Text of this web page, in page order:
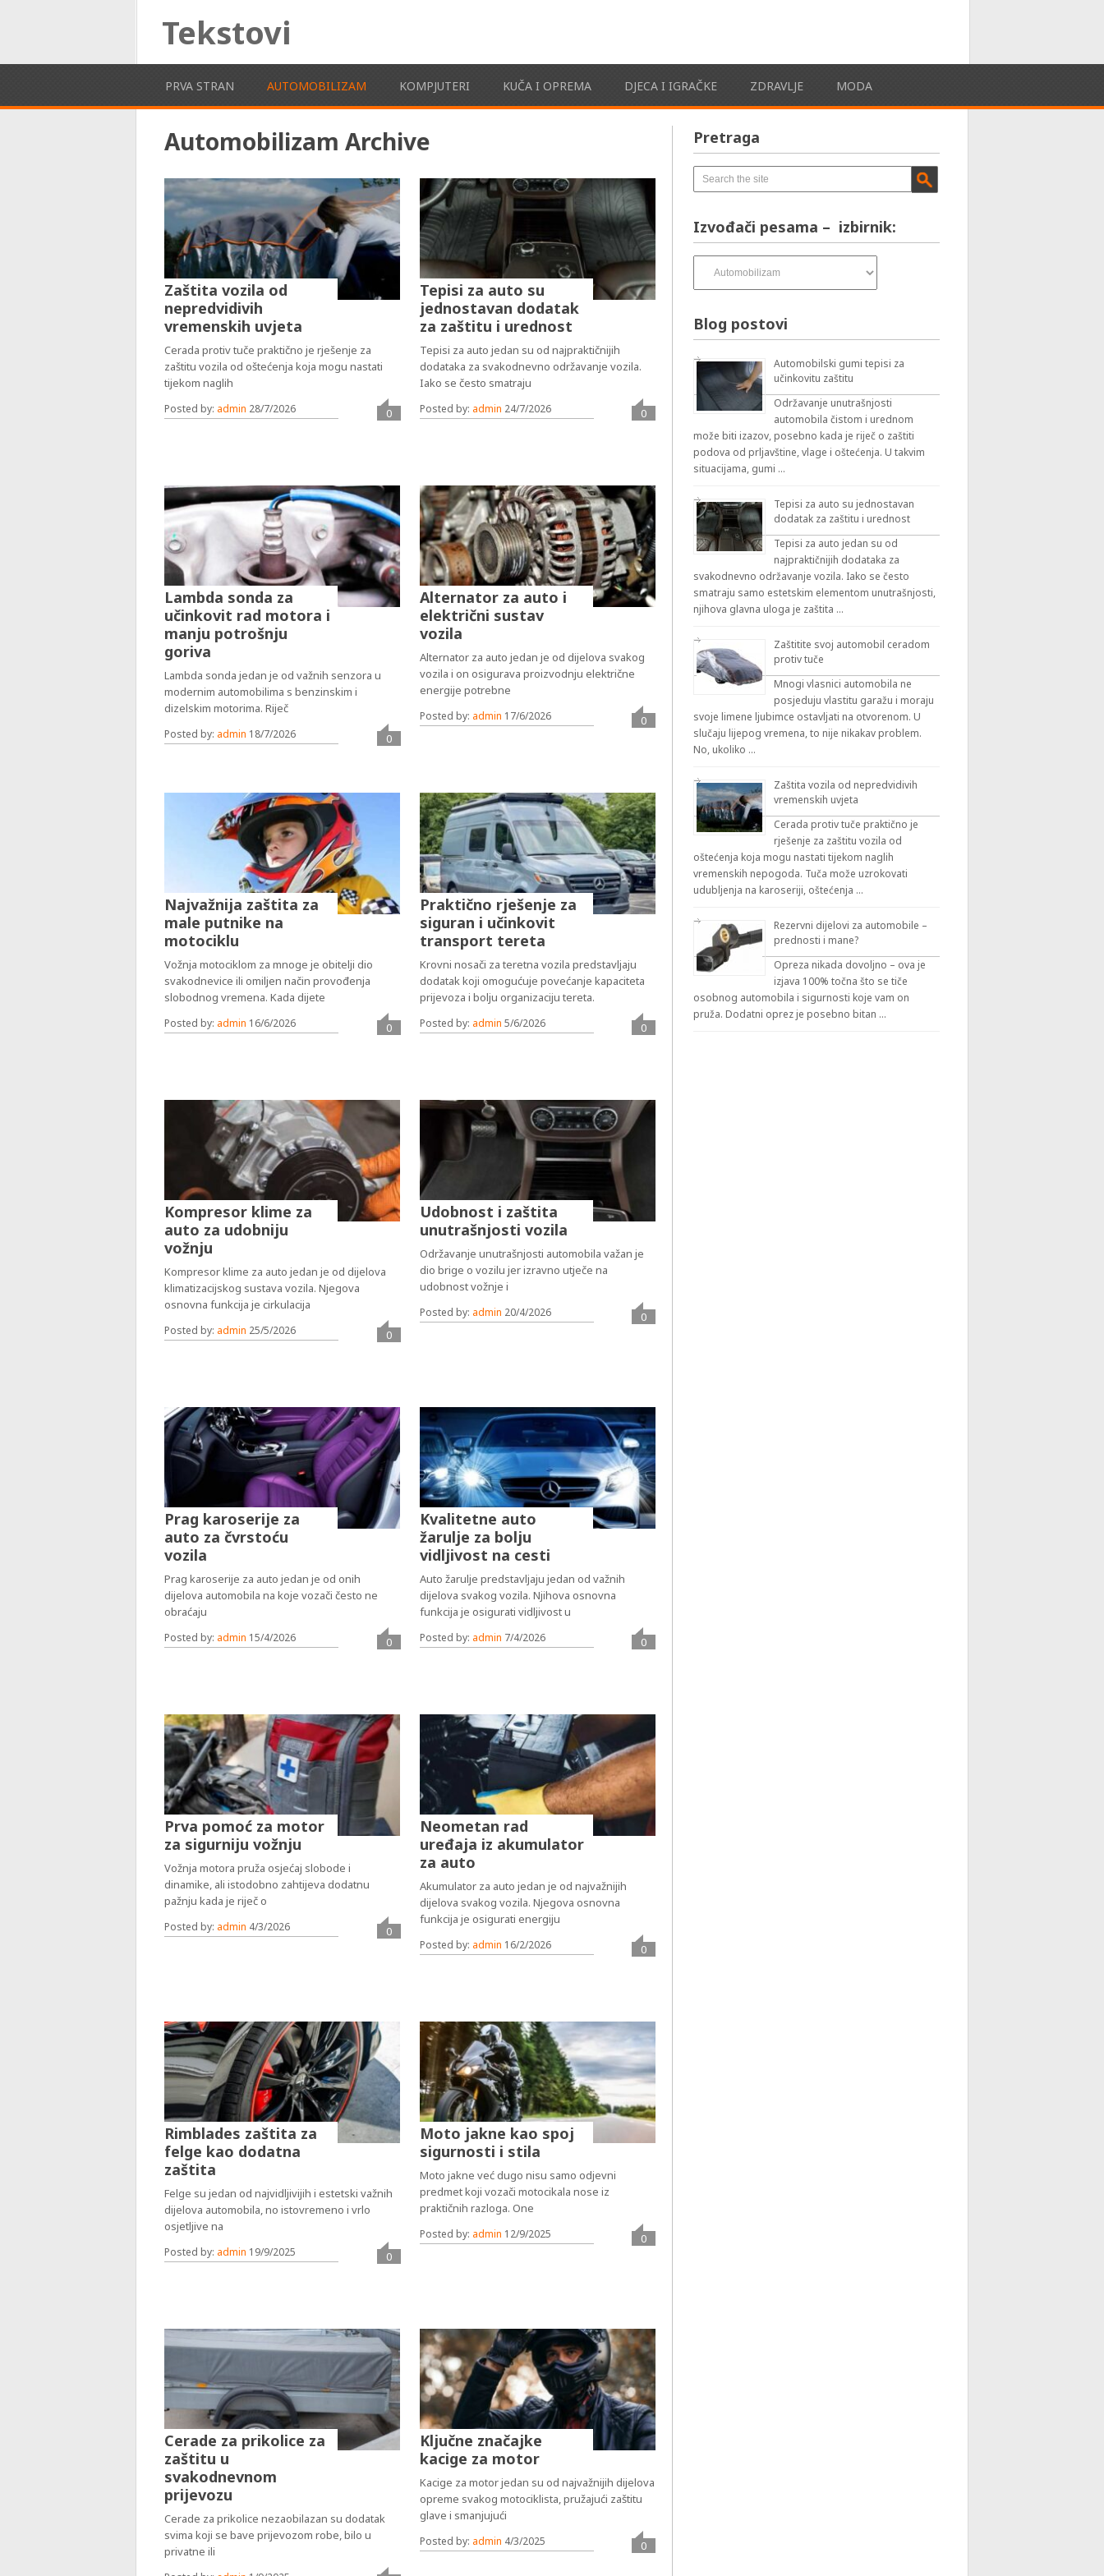
Tekstovi
PRVA STRAN AUTOMOBILIZAM KOMPJUTERI KUČA I OPREMA DJECA I IGRAČKE ZDRAVLJE MODA
Automobilizam Archive
Zaštita vozila od
nepredvidivih
vremenskih uvjeta
Cerada protiv tuče praktično je rješenje za
zaštitu vozila od oštećenja koja mogu nastati
tijekom naglih
Posted by: admin 28/7/2026 0
Tepisi za auto su
jednostavan dodatak
za zaštitu i urednost
Tepisi za auto jedan su od najpraktičnijih
dodataka za svakodnevno održavanje vozila.
Iako se često smatraju
Posted by: admin 24/7/2026 0
Lambda sonda za
učinkovit rad motora i
manju potrošnju
goriva
Lambda sonda jedan je od važnih senzora u
modernim automobilima s benzinskim i
dizelskim motorima. Riječ
Posted by: admin 18/7/2026 0
Alternator za auto i
električni sustav
vozila
Alternator za auto jedan je od dijelova svakog
vozila i on osigurava proizvodnju električne
energije potrebne
Posted by: admin 17/6/2026 0
Najvažnija zaštita za
male putnike na
motociklu
Vožnja motociklom za mnoge je obitelji dio
svakodnevice ili omiljen način provođenja
slobodnog vremena. Kada dijete
Posted by: admin 16/6/2026 0
Praktično rješenje za
siguran i učinkovit
transport tereta
Krovni nosači za teretna vozila predstavljaju
dodatak koji omogućuje povećanje kapaciteta
prijevoza i bolju organizaciju tereta.
Posted by: admin 5/6/2026 0
Kompresor klime za
auto za udobniju
vožnju
Kompresor klime za auto jedan je od dijelova
klimatizacijskog sustava vozila. Njegova
osnovna funkcija je cirkulacija
Posted by: admin 25/5/2026 0
Udobnost i zaštita
unutrašnjosti vozila
Održavanje unutrašnjosti automobila važan je
dio brige o vozilu jer izravno utječe na
udobnost vožnje i
Posted by: admin 20/4/2026 0
Prag karoserije za
auto za čvrstoću
vozila
Prag karoserije za auto jedan je od onih
dijelova automobila na koje vozači često ne
obraćaju
Posted by: admin 15/4/2026 0
Kvalitetne auto
žarulje za bolju
vidljivost na cesti
Auto žarulje predstavljaju jedan od važnih
dijelova svakog vozila. Njihova osnovna
funkcija je osigurati vidljivost u
Posted by: admin 7/4/2026 0
Prva pomoć za motor
za sigurniju vožnju
Vožnja motora pruža osjećaj slobode i
dinamike, ali istodobno zahtijeva dodatnu
pažnju kada je riječ o
Posted by: admin 4/3/2026 0
Neometan rad
uređaja iz akumulator
za auto
Akumulator za auto jedan je od najvažnijih
dijelova svakog vozila. Njegova osnovna
funkcija je osigurati energiju
Posted by: admin 16/2/2026 0
Rimblades zaštita za
felge kao dodatna
zaštita
Felge su jedan od najvidljivijih i estetski važnih
dijelova automobila, no istovremeno i vrlo
osjetljive na
Posted by: admin 19/9/2025 0
Moto jakne kao spoj
sigurnosti i stila
Moto jakne već dugo nisu samo odjevni
predmet koji vozači motocikala nose iz
praktičnih razloga. One
Posted by: admin 12/9/2025 0
Cerade za prikolice za
zaštitu u
svakodnevnom
prijevozu
Cerade za prikolice nezaobilazan su dodatak
svima koji se bave prijevozom robe, bilo u
privatne ili
Ključne značajke
kacige za motor
Kacige za motor jedan su od najvažnijih dijelova
opreme svakog motociklista, pružajući zaštitu
glave i smanjujući
Posted by: admin 4/3/2025 0
Pretraga
Izvođači pesama – izbirnik:
pesama
Blog postovi
Automobilski gumi tepisi za
učinkovitu zaštitu
Održavanje unutrašnjosti
automobila čistom i urednom
može biti izazov, posebno kada je riječ o zaštiti
podova od prljavštine, vlage i oštećenja. U takvim
situacijama, gumi …
Tepisi za auto su jednostavan
dodatak za zaštitu i urednost
Tepisi za auto jedan su od
najpraktičnijih dodataka za
svakodnevno održavanje vozila. Iako se često
smatraju samo estetskim elementom unutrašnjosti,
njihova glavna uloga je zaštita …
Zaštitite svoj automobil ceradom
protiv tuče
Mnogi vlasnici automobila ne
posjeduju vlastitu garažu i moraju
svoje limene ljubimce ostavljati na otvorenom. U
slučaju lijepog vremena, to nije nikakav problem.
No, ukoliko …
Zaštita vozila od nepredvidivih
vremenskih uvjeta
Cerada protiv tuče praktično je
rješenje za zaštitu vozila od
oštećenja koja mogu nastati tijekom naglih
vremenskih nepogoda. Tuča može uzrokovati
udubljenja na karoseriji, oštećenja …
Rezervni dijelovi za automobile –
prednosti i mane?
Opreza nikada dovoljno – ova je
izjava 100% točna što se tiče
osobnog automobila i sigurnosti koje vam on
pruža. Dodatni oprez je posebno bitan …